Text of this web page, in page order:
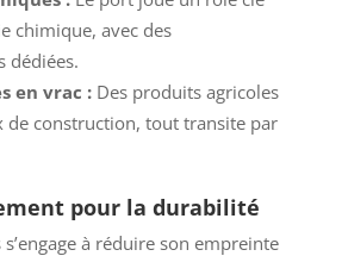
chimique, avec des
dédiées.
en vrac :Des produits agricoles
de construction, tout transite par
pour la durabilité
s’engage à réduire son empreinte